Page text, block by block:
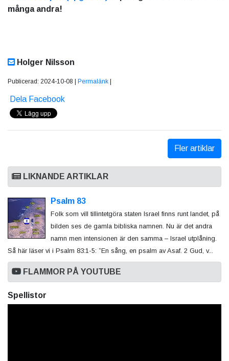
många andra!
Holger Nilsson
Publicerad: 2024-10-08 | Permalänk
Dela Facebook
Fler artiklar
LIKNANDE ARTIKLAR
Psalm 83
Folk som vill tillintetgöra staten Israel finns runt landet, på
bilden ses de gamla bibliska namnen. Nu är det andra
namn men intensionen är den samma – Israel utplåning.
Så här läser vi i Psalm 83:1-5: ”En sång, en psalm av Asaf. 2 Gud, v...
FLAMMOR PÅ YOUTUBE
Spellistor